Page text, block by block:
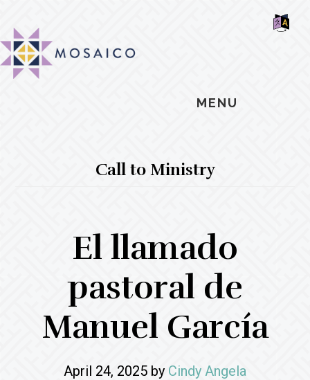
main
content
primary
sidebar
footer
MENU
Call to Ministry
El llamado
pastoral de
Manuel García
April 24, 2025 by Cindy Angela